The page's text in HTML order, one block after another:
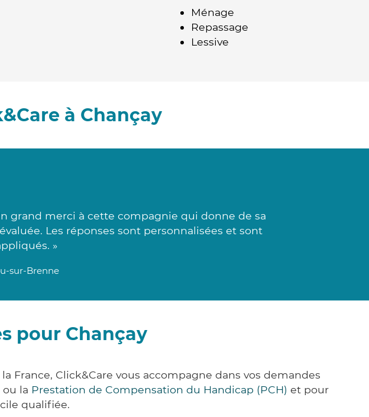
Ménage
Repassage
Lessive
à Chançay
grand merci à cette compagnie qui donne de sa
Les réponses sont personnalisées et sont
»
sur-Brenne
pour Chançay
France, Click&Care vous accompagne dans vos demandes
ou la Prestation de Compensation du Handicap (PCH) et pour
qualifiée.